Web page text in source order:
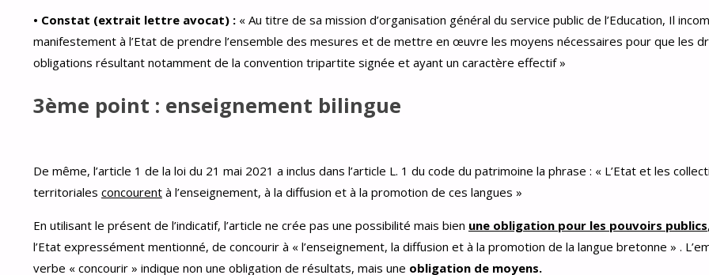
• Constat (extrait lettre avocat) : « Au titre de sa mission d’organisation général du service public de l’Education, Il
manifestement à l’Etat de prendre l’ensemble des mesures et de mettre en œuvre les moyens nécessaires pour que les
obligations résultant notamment de la convention tripartite signée et ayant un caractère effectif »
3ème point : enseignement bilingue
De même, l’article 1 de la loi du 21 mai 2021 a inclus dans l’article L. 1 du code du patrimoine la phrase : « L’Etat et les
territoriales concourent à l’enseignement, à la diffusion et à la promotion de ces langues »
En utilisant le présent de l’indicatif, l’article ne crée pas une possibilité mais bien une obligation pour les pouvoirs publics
l’Etat expressément mentionné, de concourir à « l’enseignement, la diffusion et à la promotion de la langue bretonne » .
verbe « concourir » indique non une obligation de résultats, mais une obligation de moyens.